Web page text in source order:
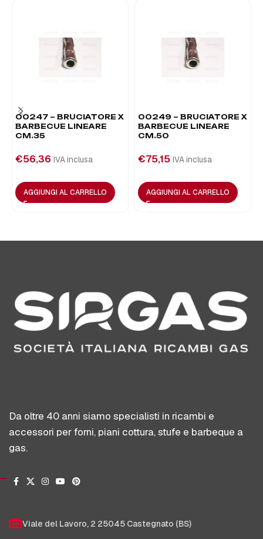
00247 – BRUCIATORE X
BARBECUE LINEARE
CM.35
€56,36 IVA inclusa
AGGIUNGI AL CARRELLO
00249 – BRUCIATORE X
BARBECUE LINEARE
CM.50
€75,15 IVA inclusa
AGGIUNGI AL CARRELLO
Da oltre 40 anni siamo specialisti in ricambi e
accessori per forni, piani cottura, stufe e barbeque a
gas.
Viale del Lavoro, 2 25045 Castegnato (BS)